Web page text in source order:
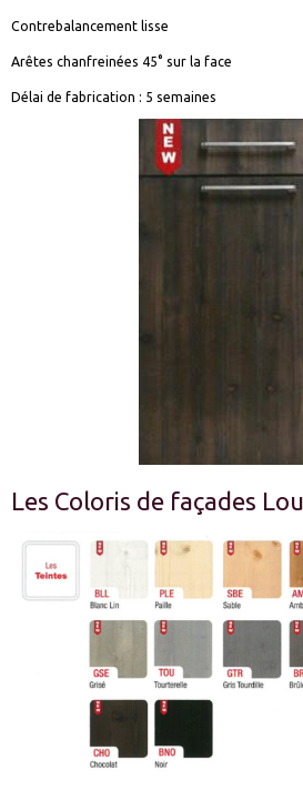
Contrebalancement lisse
Arêtes chanfreinées 45° sur la face
Délai de fabrication : 5 semaines
Les Coloris de façades